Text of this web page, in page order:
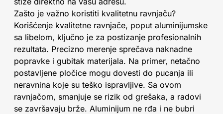
Zašto je važno koristiti kvalitetnu ravnjaču?
Korišćenje kvalitetne ravnjače, poput aluminijumske
sa libelom, ključno je za postizanje profesionalnih
rezultata. Precizno merenje sprečava naknadne
popravke i gubitak materijala. Na primer, netačno
postavljene pločice mogu dovesti do pucanja ili
neravnina koje su teško ispravljive. Sa ovom
ravnjačom, smanjuje se rizik od grešaka, a radovi
se završavaju brže. Aluminijum ne rđa i ne bubri